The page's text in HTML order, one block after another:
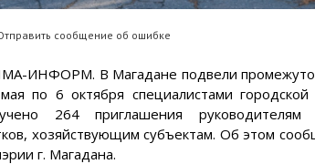
сообщение об ошибке
ИНФОРМ. В Магадане подвели
по 6 октября специалистами городской
264 приглашения руководителям
хозяйствующим субъектам. Об этом
г. Магадана.